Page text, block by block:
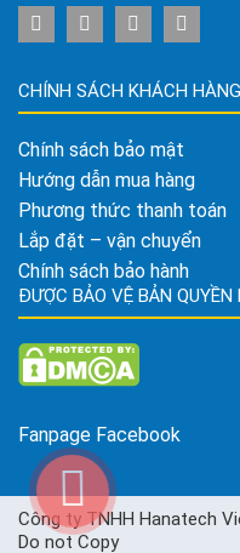
CHÍNH SÁCH KHÁCH HÀNG
Chính sách bảo mật
Hướng dẫn mua hàng
Phương thức thanh toán
Lắp đặt – vận chuyển
Chính sách bảo hành
ĐƯỢC BẢO VỆ BẢN
Fanpage Facebook
Công ty TNHH Hanatech
Do not Copy